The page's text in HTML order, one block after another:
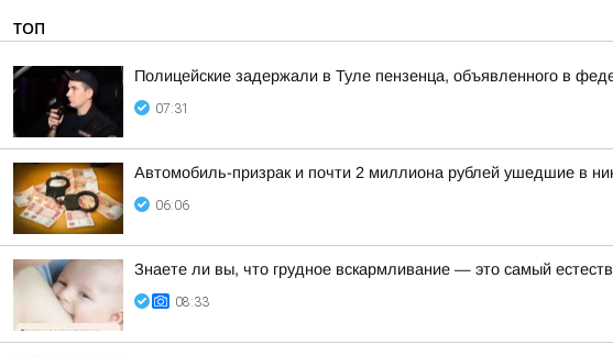
ТОП
Полицейские задержали в Туле пензенца, объявленного в
07:31
Автомобиль-призрак и почти 2 миллиона рублей ушедшие в
06:06
Знаете ли вы, что грудное вскармливание — это самый
08:33